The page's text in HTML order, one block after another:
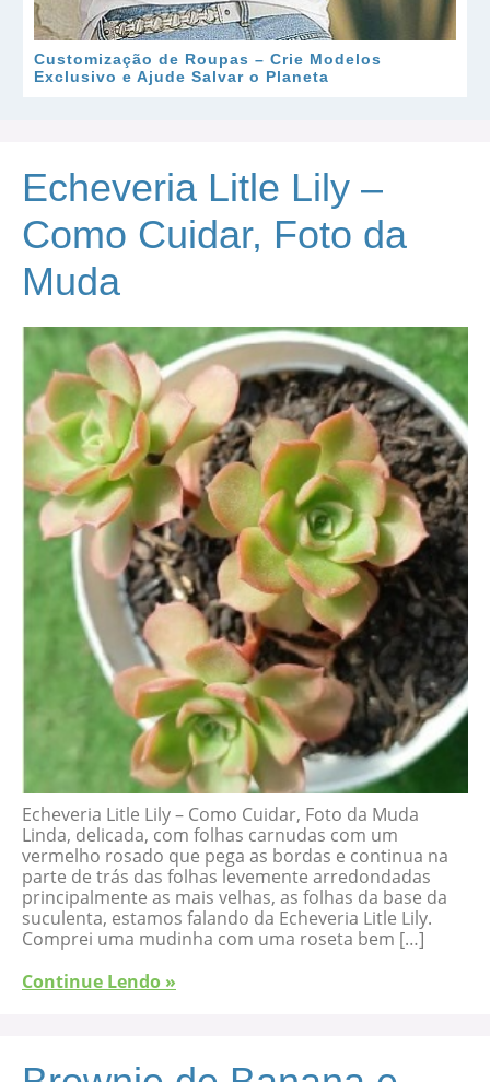
Customização de Roupas – Crie Modelos
Exclusivo e Ajude Salvar o Planeta
Echeveria Litle Lily –
Como Cuidar, Foto da
Muda
Echeveria Litle Lily – Como Cuidar, Foto da Muda
Linda, delicada, com folhas carnudas com um
vermelho rosado que pega as bordas e continua na
parte de trás das folhas levemente arredondadas
principalmente as mais velhas, as folhas da base da
suculenta, estamos falando da Echeveria Litle Lily.
Comprei uma mudinha com uma roseta bem […]
Continue Lendo »